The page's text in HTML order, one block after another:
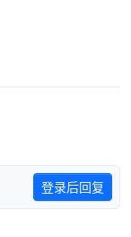
登录后回复